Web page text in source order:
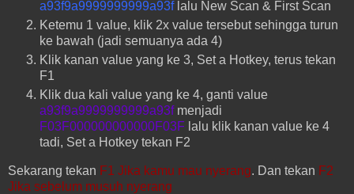
a93f9a9999999999a93flalu New Scan & First Scan
Ketemu 1 value, klik 2x value tersebut sehingga turun
ke bawah (jadi semuanya ada 4)
Klik kanan value yang ke 3, Set a Hotkey, terus tekan
F1
Klik dua kali value yang ke 4, ganti value
a93f9a9999999999a93fmenjadi
F03F000000000000F03F lalu klik kanan value ke 4
tadi, Set a Hotkey tekan F2
Sekarang tekan F1 Jika kamu mau nyerang. Dan tekan F2
Jika sebelum musuh nyerang